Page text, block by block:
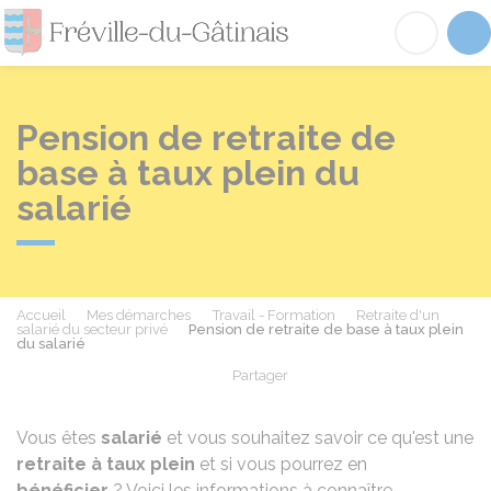
Fréville-du-
Pension de retraite de
base à taux plein du
salarié
Accueil Mes démarches Travail - Formation
Retraite d'un
salarié du secteur privé
Pension de retraite de base à taux plein
du salarié
Partager
Vous êtes salarié et vous souhaitez savoir ce qu'est une
retraite à taux plein et si vous pourrez en